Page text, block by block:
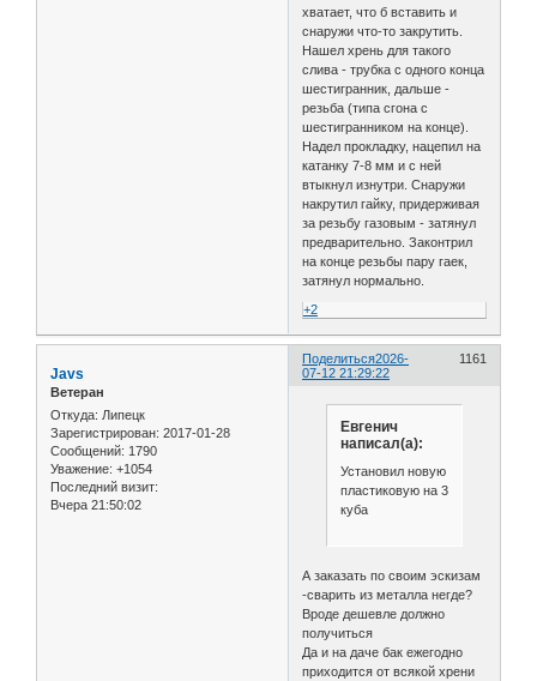
хватает, что б вставить и
снаружи что-то закрутить.
Нашел хрень для такого
слива - трубка с одного конца
шестигранник, дальше -
резьба (типа сгона с
шестигранником на конце).
Надел прокладку, нацепил на
катанку 7-8 мм и с ней
втыкнул изнутри. Снаружи
накрутил гайку, придерживая
за резьбу газовым - затянул
предварительно. Законтрил
на конце резьбы пару гаек,
затянул нормально.
+2
Поделиться 1161
2026-
07-12 21:29:22
Javs
Ветеран
Откуда: Липецк
Зарегистрирован: 2017-01-28
Сообщений: 1790
Уважение: +1054
Последний визит:
Вчера 21:50:02
Евгенич
написал(а):
Установил новую
пластиковую на 3
куба
А заказать по своим эскизам
-сварить из металла негде?
Вроде дешевле должно
получиться
Да и на даче бак ежегодно
приходится от всякой хрени